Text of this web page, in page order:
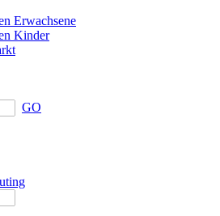
Erwachsene
Kinder
GO